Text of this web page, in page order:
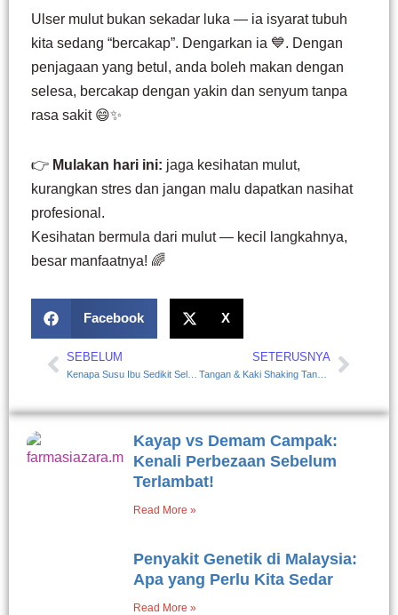
Ulser mulut bukan sekadar luka — ia isyarat tubuh
kita sedang “bercakap”. Dengarkan ia 💙. Dengan
penjagaan yang betul, anda boleh makan dengan
selesa, bercakap dengan yakin dan senyum tanpa
rasa sakit 😄✨
👉 Mulakan hari ini: jaga kesihatan mulut,
kurangkan stres dan jangan malu dapatkan nasihat
profesional.
Kesihatan bermula dari mulut — kecil langkahnya,
besar manfaatnya! 🌈
Facebook X
Prev
SEBELUM SETERUSNYA
Tangan & Kaki Shaking Tanpa Sebab? Jangan Panik Next
Kayap vs Demam Campak:
Kenali Perbezaan Sebelum
Terlambat!
Read More »
Penyakit Genetik di Malaysia:
Apa yang Perlu Kita Sedar
Read More »